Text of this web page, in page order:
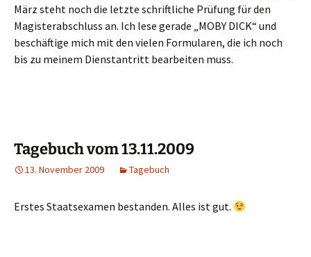
März steht noch die letzte schriftliche Prüfung für den
Magisterabschluss an. Ich lese gerade „MOBY DICK“ und
beschäftige mich mit den vielen Formularen, die ich noch
bis zu meinem Dienstantritt bearbeiten muss.
Tagebuch vom 13.11.2009
13. November 2009 Tagebuch
Erstes Staatsexamen bestanden. Alles ist gut.